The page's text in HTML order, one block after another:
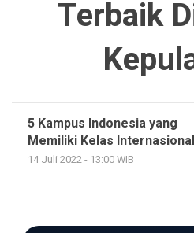
Terbaik
5 Kampus Indonesia yang
Memiliki Kelas Internasional
14 Juli 2022 - 13:00 WIB